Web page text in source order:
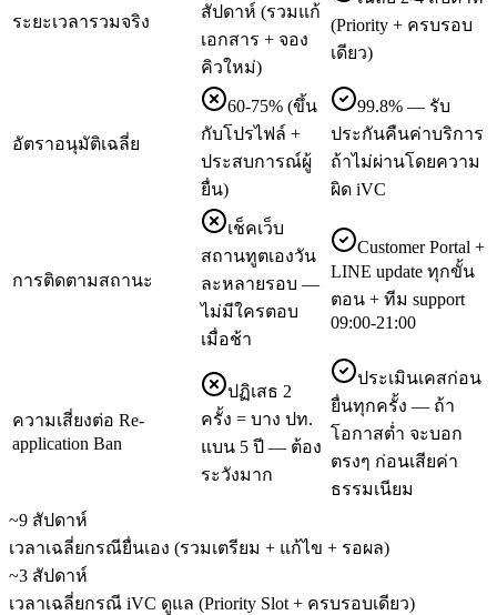
ระยะเวลารวมจริง
สัปดาห์ (รวมแก้
เอกสาร + จอง
คิวใหม่)
(Priority + ครบรอบ
เดียว)
อัตราอนุมัติเฉลี่ย
60-75% (ขึ้น
กับโปรไฟล์ +
ประสบการณ์ผู้
ยื่น)
99.8% — รับ
ประกันคืนค่าบริการ
ถ้าไม่ผ่านโดยความ
ผิด iVC
การติดตามสถานะ
เช็คเว็บ
สถานทูตเองวัน
ละหลายรอบ —
ไม่มีใครตอบ
เมื่อช้า
Customer Portal +
LINE update ทุกขั้น
ตอน + ทีม support
09:00-21:00
ความเสี่ยงต่อ Re-
application Ban
ปฏิเสธ 2
ครั้ง = บาง ปท.
แบน 5 ปี — ต้อง
ระวังมาก
ประเมินเคสก่อน
ยื่นทุกครั้ง — ถ้า
โอกาสต่ำ จะบอก
ตรงๆ ก่อนเสียค่า
ธรรมเนียม
~9 สัปดาห์
เวลาเฉลี่ยกรณียื่นเอง (รวมเตรียม + แก้ไข + รอผล)
~3 สัปดาห์
เวลาเฉลี่ยกรณี iVC ดูแล (Priority Slot + ครบรอบเดียว)